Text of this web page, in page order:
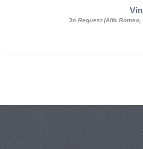
On Request (Alfa